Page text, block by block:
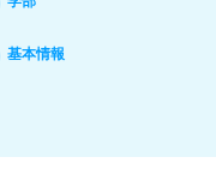
基本情報